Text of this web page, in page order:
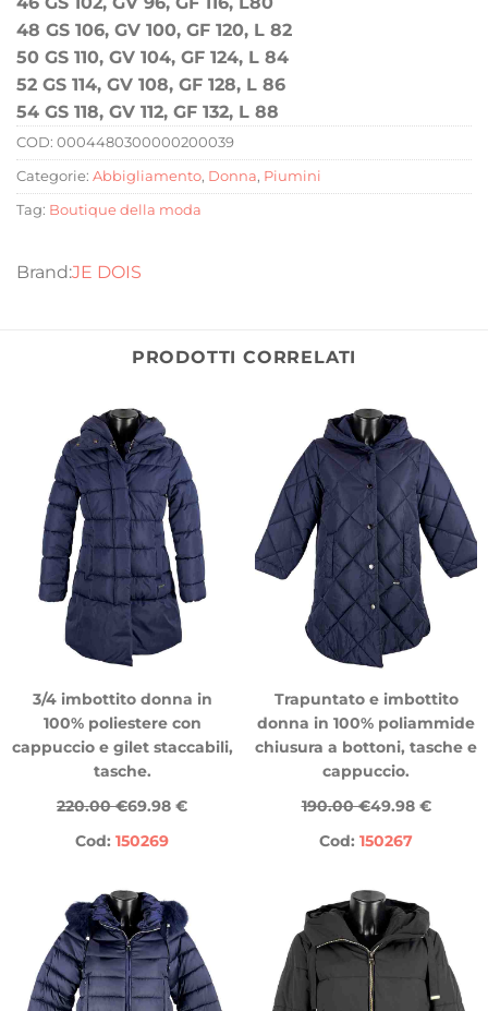
48 GS 106, GV 100, GF 120, L 82
50 GS 110, GV 104, GF 124, L 84
52 GS 114, GV 108, GF 128, L 86
54 GS 118, GV 112, GF 132, L 88
COD: 0004480300000200039
Categorie: Abbigliamento, Donna, Piumini
Tag: Boutique della moda
JE DOIS
PRODOTTI CORRELATI
3/4 imbottito donna in
100% poliestere con
cappuccio e gilet staccabili,
tasche.
220.00 €69.98 €
Cod: 150269
Trapuntato e imbottito
donna in 100% poliammide
chiusura a bottoni, tasche e
cappuccio.
190.00 €49.98 €
Cod: 150267